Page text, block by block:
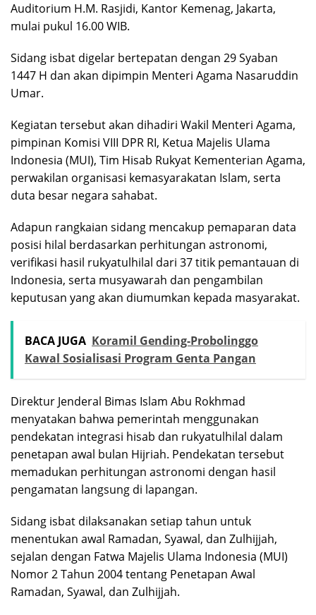
Auditorium H.M. Rasjidi, Kantor Kemenag, Jakarta,
mulai pukul 16.00 WIB.
Sidang isbat digelar bertepatan dengan 29 Syaban
1447 H dan akan dipimpin Menteri Agama Nasaruddin
Umar.
Kegiatan tersebut akan dihadiri Wakil Menteri Agama,
pimpinan Komisi VIII DPR RI, Ketua Majelis Ulama
Indonesia (MUI), Tim Hisab Rukyat Kementerian Agama,
perwakilan organisasi kemasyarakatan Islam, serta
duta besar negara sahabat.
Adapun rangkaian sidang mencakup pemaparan data
posisi hilal berdasarkan perhitungan astronomi,
verifikasi hasil rukyatulhilal dari 37 titik pemantauan di
Indonesia, serta musyawarah dan pengambilan
keputusan yang akan diumumkan kepada masyarakat.
BACA JUGA Koramil Gending-Probolinggo
Kawal Sosialisasi Program Genta Pangan
Direktur Jenderal Bimas Islam Abu Rokhmad
menyatakan bahwa pemerintah menggunakan
pendekatan integrasi hisab dan rukyatulhilal dalam
penetapan awal bulan Hijriah. Pendekatan tersebut
memadukan perhitungan astronomi dengan hasil
pengamatan langsung di lapangan.
Sidang isbat dilaksanakan setiap tahun untuk
menentukan awal Ramadan, Syawal, dan Zulhijjah,
sejalan dengan Fatwa Majelis Ulama Indonesia (MUI)
Nomor 2 Tahun 2004 tentang Penetapan Awal
Ramadan, Syawal, dan Zulhijjah.